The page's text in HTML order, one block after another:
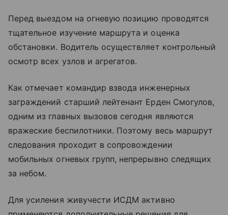
Перед выездом на огневую позицию проводятся
тщательное изучение маршрута и оценка
обстановки. Водитель осуществляет контрольный
осмотр всех узлов и агрегатов.
Как отмечает командир взвода инженерных
заграждений старший лейтенант Ерден Смогулов,
одним из главных вызовов сегодня являются
вражеские беспилотники. Поэтому весь маршрут
следования проходит в сопровождении
мобильных огневых групп, непрерывно следящих
за небом.
Для усиления живучести ИСДМ активно